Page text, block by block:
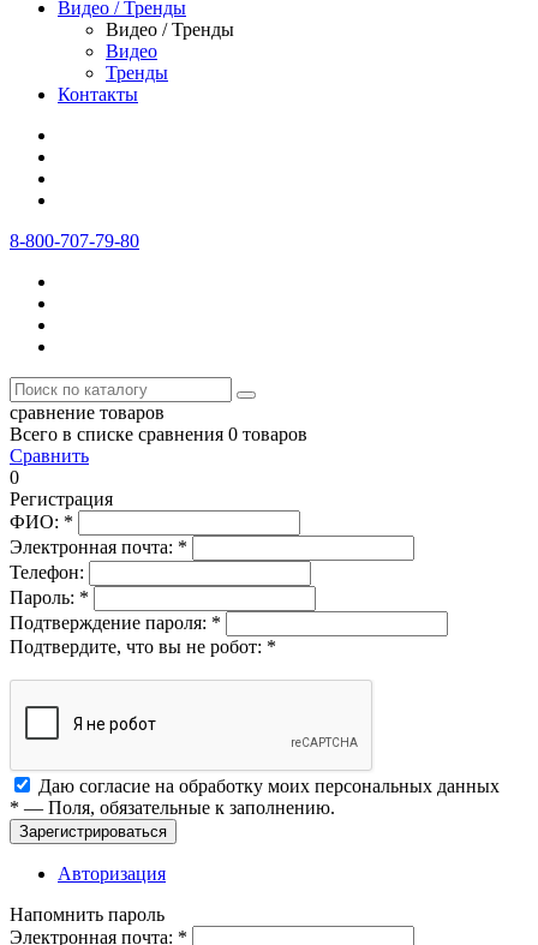
Видео / Тренды
Видео / Тренды
Видео
Тренды
Контакты
8-800-707-79-80
сравнение товаров
Всего в списке сравнения 0 товаров
Сравнить
0
Регистрация
ФИО: *
Электронная почта: *
Телефон:
Пароль: *
Подтверждение пароля: *
Подтвердите, что вы не робот: *
Даю согласие на обработку моих персональных данных
* — Поля, обязательные к заполнению.
Зарегистрироваться
Авторизация
Напомнить пароль
Электронная почта: *